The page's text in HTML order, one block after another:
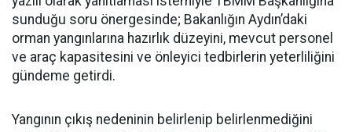
sunduğu soru önergesinde; Bakanlığın Aydın’daki
orman yangınlarına hazırlık düzeyini, mevcut personel
ve araç kapasitesini ve önleyici tedbirlerin yeterliliğini
gündeme getirdi.
Yangının çıkış nedeninin belirlenip belirlenmediğini